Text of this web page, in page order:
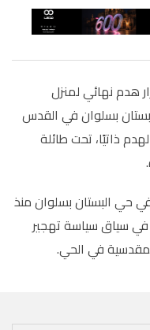
هدم نهائي لمنزل
بسلوان في القدس
يومًا لتنفيذ الهدم ذاتيًا، تحت طائلة
.
تم هدمها في حي البستان بسلوان منذ
من تشرين الأول/ أكتوبر 2023، في سياق سياسة تهجير
في الحي.